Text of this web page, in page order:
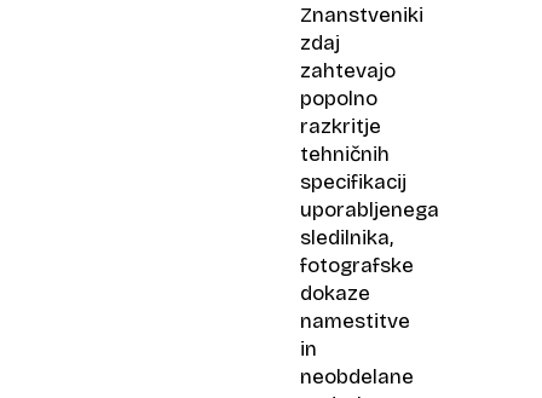
Znanstveniki
zdaj
zahtevajo
popolno
razkritje
tehničnih
specifikacij
uporabljenega
sledilnika,
fotografske
dokaze
namestitve
in
neobdelane